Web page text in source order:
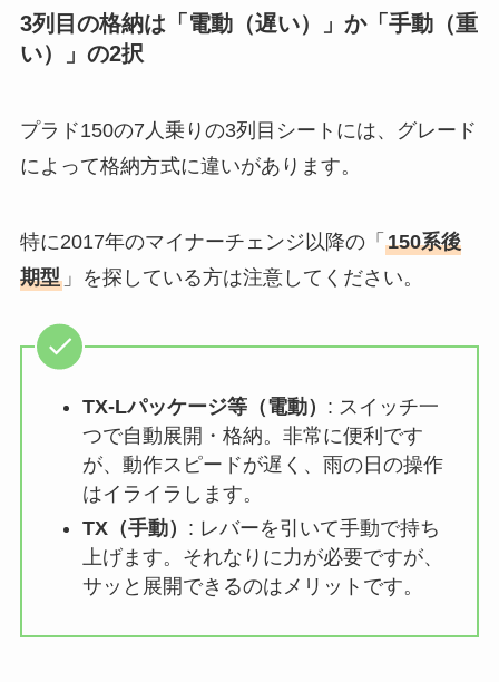
3列目の格納は「電動（遅い）」か「手動（重
い）」の2択
プラド150の7人乗りの3列目シートには、グレード
によって格納方式に違いがあります。
特に2017年のマイナーチェンジ以降の「 150系後
期型」を探している方は注意してください。
TX-Lパッケージ等（電動） : スイッチ一
つで自動展開・格納。非常に便利です
が、動作スピードが遅く、雨の日の操作
はイライラします。
TX（手動） : レバーを引いて手動で持ち
上げます。それなりに力が必要ですが、
サッと展開できるのはメリットです。